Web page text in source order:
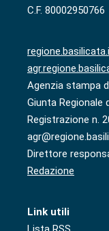
C.F. 80002950766
Agenzia stampa
Giunta Regionale
Registrazione n.
Direttore
Redazione
Link utili